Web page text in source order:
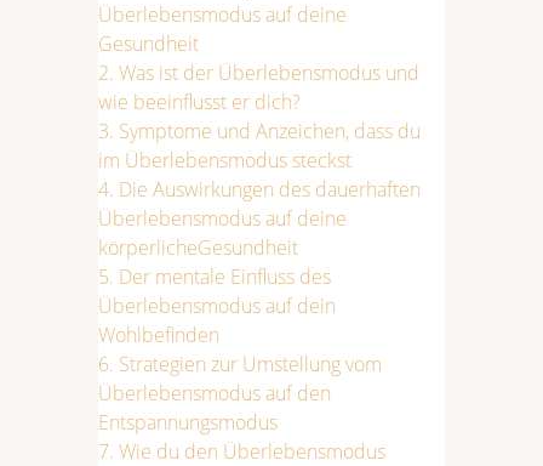
Überlebensmodus auf deine
Gesundheit
2. Was ist der Überlebensmodus und
wie beeinflusst er dich?
3. Symptome und Anzeichen, dass du
im Überlebensmodus steckst
4. Die Auswirkungen des dauerhaften
Überlebensmodus auf deine
körperlicheGesundheit
5. Der mentale Einfluss des
Überlebensmodus auf dein
Wohlbefinden
6. Strategien zur Umstellung vom
Überlebensmodus auf den
Entspannungsmodus
7. Wie du den Überlebensmodus